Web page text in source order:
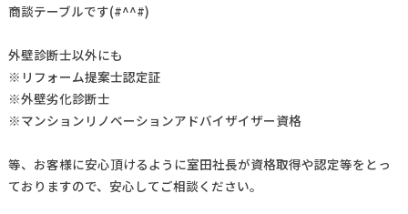
商談テーブルです(#^^#)
外壁診断士以外にも
※リフォーム提案士認定証
※外壁劣化診断士
※マンションリノベーションアドバイザイザー資格
等、お客様に安心頂けるように室田社長が資格取得や認定等をとっ
ておりますので、安心してご相談ください。